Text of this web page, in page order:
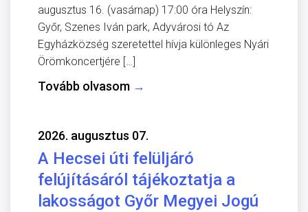
augusztus 16. (vasárnap) 17:00 óra Helyszín:
Győr, Szenes Iván park, Adyvárosi tó Az
Egyházközség szeretettel hívja különleges Nyári
Örömkoncertjére […]
Tovább olvasom →
2026. augusztus 07.
A Hecsei úti felüljáró
felújításáról tájékoztatja a
lakosságot Győr Megyei Jogú